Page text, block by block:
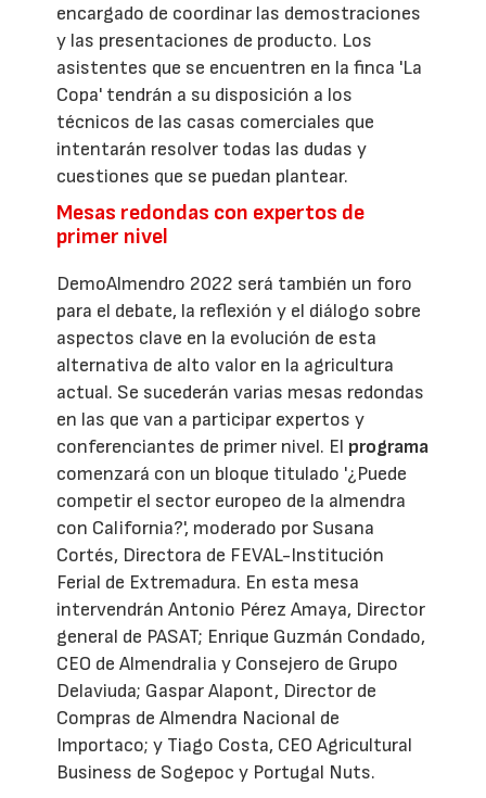
encargado de coordinar las demostraciones
y las presentaciones de producto. Los
asistentes que se encuentren en la finca 'La
Copa' tendrán a su disposición a los
técnicos de las casas comerciales que
intentarán resolver todas las dudas y
cuestiones que se puedan plantear.
Mesas redondas con expertos de
primer nivel
DemoAlmendro 2022 será también un foro
para el debate, la reflexión y el diálogo sobre
aspectos clave en la evolución de esta
alternativa de alto valor en la agricultura
actual. Se sucederán varias mesas redondas
en las que van a participar expertos y
conferenciantes de primer nivel. El programa
comenzará con un bloque titulado '¿Puede
competir el sector europeo de la almendra
con California?', moderado por Susana
Cortés, Directora de FEVAL-Institución
Ferial de Extremadura. En esta mesa
intervendrán Antonio Pérez Amaya, Director
general de PASAT; Enrique Guzmán Condado,
CEO de Almendralia y Consejero de Grupo
Delaviuda; Gaspar Alapont, Director de
Compras de Almendra Nacional de
Importaco; y Tiago Costa, CEO Agricultural
Business de Sogepoc y Portugal Nuts.